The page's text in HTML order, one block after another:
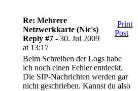
Re: Mehrere
Netzwerkkarte (Nic's)
Reply #7 - 30. Jul 2009
at 13:17
Print
Post
Beim Schreiben der Logs habe
ich noch einen Fehler entdeckt.
Die SIP-Nachrichten werden gar
nicht geschrieben. Kannst du also